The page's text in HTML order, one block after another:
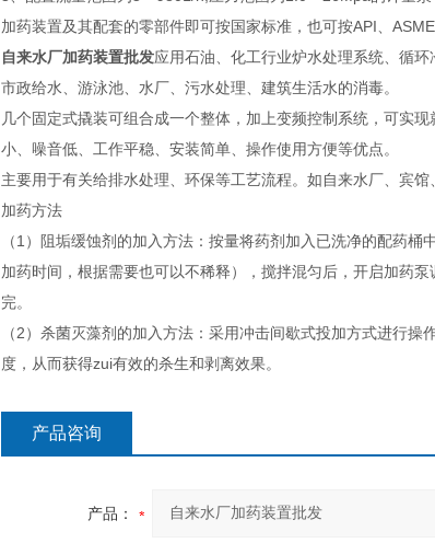
加药装置及其配套的零部件即可按国家标准，也可按API、
自来水厂加药装置批发应用石油、化工行业炉水处理系统、循
市政给水、游泳池、水厂、污水处理、建筑生活水的消毒。
几个固定式撬装可组合成一个整体，加上变频控制系统，可实
小、噪音低、工作平稳、安装简单、操作使用方便等优点。
主要用于有关给排水处理、环保等工艺流程。如自来水厂、宾馆
加药方法
（1）阻垢缓蚀剂的加入方法：按量将药剂加入已洗净的配药
加药时间，根据需要也可以不稀释），搅拌混匀后，开启加药
完。
（2）杀菌灭藻剂的加入方法：采用冲击间歇式投加方式进行
度，从而获得zui有效的杀生和剥离效果。
产品咨询
产品：